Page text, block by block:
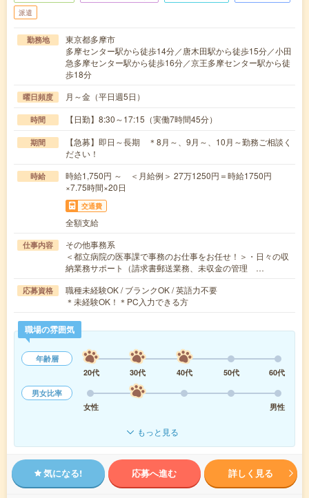
派遣
勤務地
東京都多摩市
多摩センター駅から徒歩14分／唐木田駅から徒歩15分／小田
急多摩センター駅から徒歩16分／京王多摩センター駅から徒
歩18分
曜日頻度 月～金（平日週5日）
時間 【日勤】8:30～17:15（実働7時間45分）
期間
【急募】即日～長期 ＊8月～、9月～、10月～勤務ご相談く
ださい！
時給
時給1,750円 ～ ＜月給例＞ 27万1250円＝時給1750円
×7.75時間×20日
交通費
全額支給
仕事内容
その他事務系
＜都立病院の医事課で事務のお仕事をお任せ！＞・日々の収
納業務サポート（請求書郵送業務、未収金の管理 …
応募資格
職種未経験OK / ブランクOK / 英語力不要
＊未経験OK！＊PC入力できる方
職場の雰囲気
年齢層
20代
30代 40代 50代
60代
男女比率
女性
男性
もっと見る
気になる! 応募へ進む 詳しく見る